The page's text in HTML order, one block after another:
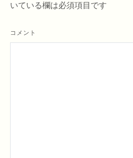
いている欄は必須項目です
コメント